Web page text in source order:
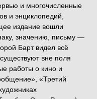
и многочисленные
и энциклопедий,
издание вошли
значению, письму —
Барт видел всё
вне поля
работы о кино и
«Третий